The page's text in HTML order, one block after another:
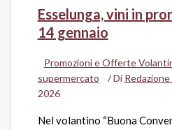
Esselunga, vini in
14 gennaio
Promozioni e Offerte
supermercato
/ Di
2026
Nel volantino “Buona